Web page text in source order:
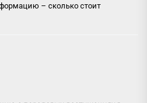
– сколько стоит